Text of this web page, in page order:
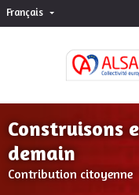
Français Choisir la langue
Construisons
demain
Contribution citoyenne